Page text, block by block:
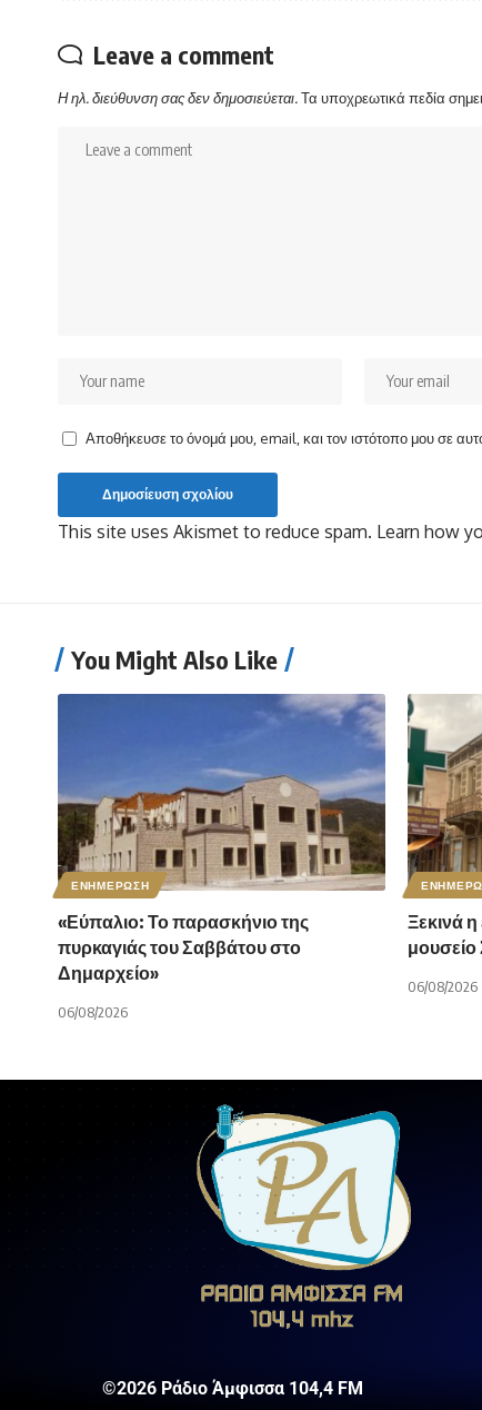
Leave a comment
Η ηλ. διεύθυνση σας δεν δημοσιεύεται.Τα υποχρεωτικά πεδία
Αποθήκευσε το όνομά μου, email, και τον ιστότοπο μου σε
This site uses Akismet to reduce spam. Learn how
You Might Also Like
ΕΝΗΜΕΡΩΣΗ
«Εύπαλιο: Το παρασκήνιο της
πυρκαγιάς του Σαββάτου στο
Δημαρχείο»
06/08/2026
Ξεκινά
06/08/2026
©2026 Ράδιο Άμφισσα 104,4 FM